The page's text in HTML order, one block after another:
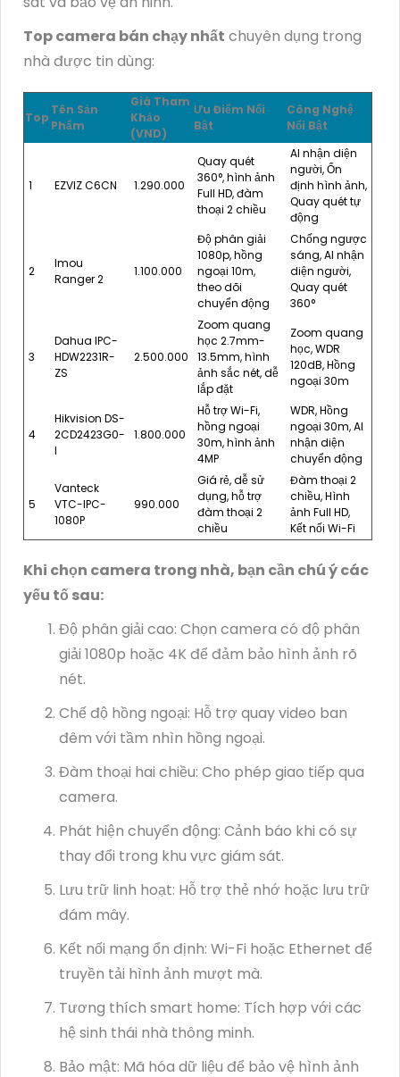
Top camera bán chạy nhất chuyên dụng trong
nhà được tin dùng:
Top
Tên Sản
Phẩm
Giá Tham
Khảo
(VND)
Ưu Điểm Nổi
Bật
Công Nghệ
Nổi Bật
1 EZVIZ C6CN 1.290.000
Quay quét
360°, hình ảnh
Full HD, đàm
thoại 2 chiều
AI nhận diện
người, Ổn
định hình ảnh,
Quay quét tự
động
2
Imou
Ranger 2
1.100.000
Độ phân giải
1080p, hồng
ngoại 10m,
theo dõi
chuyển động
Chống ngược
sáng, AI nhận
diện người,
Quay quét
360°
3
Dahua IPC-
HDW2231R-
ZS
2.500.000
Zoom quang
học 2.7mm-
13.5mm, hình
ảnh sắc nét, dễ
lắp đặt
Zoom quang
học, WDR
120dB, Hồng
ngoại 30m
4
Hikvision DS-
2CD2423G0-
I
1.800.000
Hỗ trợ Wi-Fi,
hồng ngoại
30m, hình ảnh
4MP
WDR, Hồng
ngoại 30m, AI
nhận diện
chuyển động
5
Vanteck
VTC-IPC-
1080P
990.000
Giá rẻ, dễ sử
dụng, hỗ trợ
đàm thoại 2
chiều
Đàm thoại 2
chiều, Hình
ảnh Full HD,
Kết nối Wi-Fi
Khi chọn camera trong nhà, bạn cần chú ý các
yếu tố sau:
Độ phân giải cao: Chọn camera có độ phân
giải 1080p hoặc 4K để đảm bảo hình ảnh rõ
nét.
Chế độ hồng ngoại: Hỗ trợ quay video ban
đêm với tầm nhìn hồng ngoại.
Đàm thoại hai chiều: Cho phép giao tiếp qua
camera.
Phát hiện chuyển động: Cảnh báo khi có sự
thay đổi trong khu vực giám sát.
Lưu trữ linh hoạt: Hỗ trợ thẻ nhớ hoặc lưu trữ
đám mây.
Kết nối mạng ổn định: Wi-Fi hoặc Ethernet để
truyền tải hình ảnh mượt mà.
Tương thích smart home: Tích hợp với các
hệ sinh thái nhà thông minh.
Bảo mật: Mã hóa dữ liệu để bảo vệ hình ảnh